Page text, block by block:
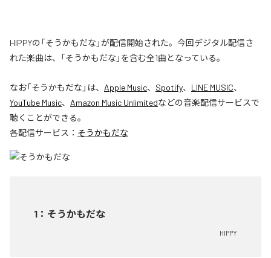
HIPPYの「そうかもだな」が配信開始された。今回デジタル配信さ
れた楽曲は、「そうかもだな」を含む全1曲となっている。
なお「そうかもだな 」は、 Apple Music、 Spotify、 LINE MUSIC、
YouTube Music、 Amazon Music Unlimitedなどの音楽配信サービスで
聴くことができる。
各配信サービス： そうかもだな
1 ： そうかもだな
HIPPY